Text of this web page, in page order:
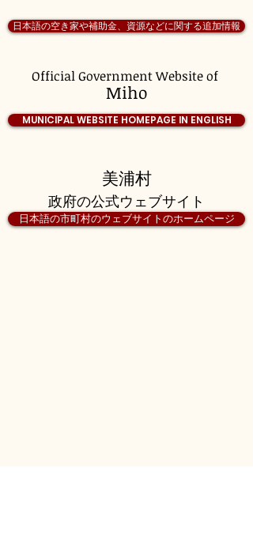
Official Government Website of
Miho
日本語の空き家や補助金、資源などに関する追加情報
MUNICIPAL WEBSITE HOMEPAGE IN ENGLISH
美浦村
政府の公式ウェブサイト
日本語の市町村のウェブサイトのホームページ